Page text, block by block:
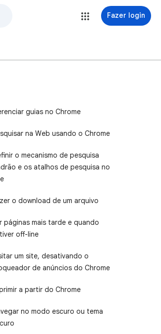
Fazer login
guias no Chrome
na Web usando o Chrome
o mecanismo de pesquisa
e os atalhos de pesquisa no
o download de um arquivo
páginas mais tarde e quando
off-line
um site, desativando o
de anúncios do Chrome
a partir do Chrome
no modo escuro ou tema